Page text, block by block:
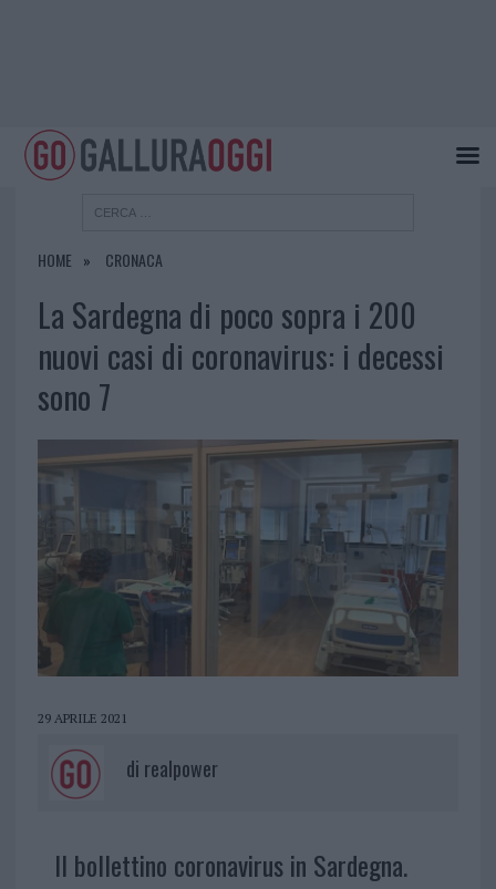
HOME CRONACA
La Sardegna di poco sopra i 200
nuovi casi di coronavirus: i decessi
sono 7
29 APRILE 2021
di realpower
Il bollettino coronavirus in Sardegna.